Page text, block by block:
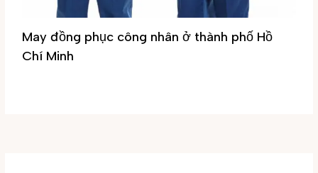
May đồng phục công nhân ở thành phố Hồ
Chí Minh